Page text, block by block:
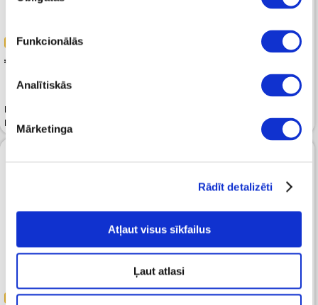
Funkcionālās
Analītiskās
Mārketinga
Rādīt detalizēti
Atļaut visus sīkfailus
Ļaut atlasi
-40%
Lietusmētelis BETTY BARCLAY
Deep Navy
-50% -50%